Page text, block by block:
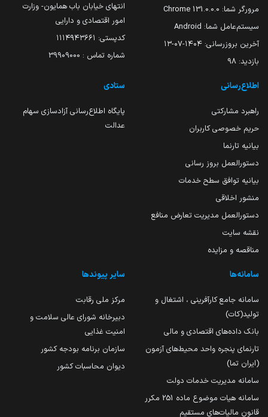
مرورگر شما: 131.0.0.0 Chrome
سیستم‌عامل شما: Android
آخرین بروزرسانی: ۱۴۰۴-۰۷-۱۳
بازدید: 98
انتهای خیابان باب همایون- وزارت
امور اقتصادی و دارایی
کدپستی: ۱۱۱۴۹۴۳۶۶۱
شماره تماس : 39909000
اطلاع‌رسانی
راهبرد مشارکتی
حریم خصوصی کاربران
بیانیه تارنما
دستورالعمل بروز رسانی
بیانیه توافق سطح خدمات
منشور اخلاقی
دستورالعمل مدیریت تعارض منافع
نقشه سایت
مناقصه و مزایده
ستادی
پایگاه اطلاع‌رسانی آزادسازی سهام
عدالت
سامانه‌ها
سامانه جامع کارآفرینی ، اشتغال و
تولید(کات)
بانک داده‌های اقتصادی و مالی
تارنمای پنجره واحد محیط‌های آزمون
(ایران تما)
سامانه مدیریت خدمات دولت
سامانه هیات موضوع ماده 251 مکرر
قانون مالیات‌های مستقیم
سایر پیوندها
مرکز ملی رقابت
دبیرخانه شورای عالی سلامت و
امنیت غذایی
سازمان برنامه بودجه کشور
دیوان محاسبات کشور